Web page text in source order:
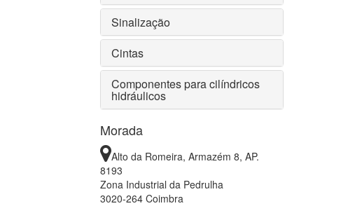
Sinalização
Cintas
Componentes para cilíndricos
hidráulicos
Morada
Alto da Romeira, Armazém 8, AP.
8193
Zona Industrial da Pedrulha
3020-264 Coimbra